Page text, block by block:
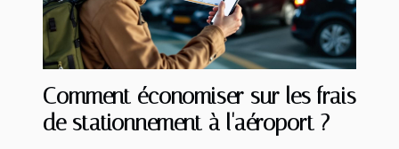
Comment économiser sur les frais
de stationnement à l'aéroport ?